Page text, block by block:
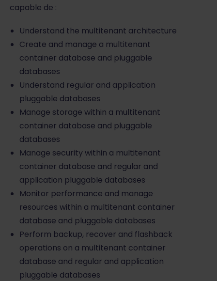
capable de :
Understand the multitenant architecture
Create and manage a multitenant
container database and pluggable
databases
Understand regular and application
pluggable databases
Manage storage within a multitenant
container database and pluggable
databases
Manage security within a multitenant
container database and regular and
application pluggable databases
Monitor performance and manage
resources within a multitenant container
database and pluggable databases
Perform backup, recover and flashback
operations on a multitenant container
database and regular and application
pluggable databases